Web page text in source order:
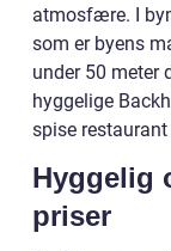
atmosfære. I
som er byens
under 50 meter
hyggelige
spise restaurant
Hyggelig
priser